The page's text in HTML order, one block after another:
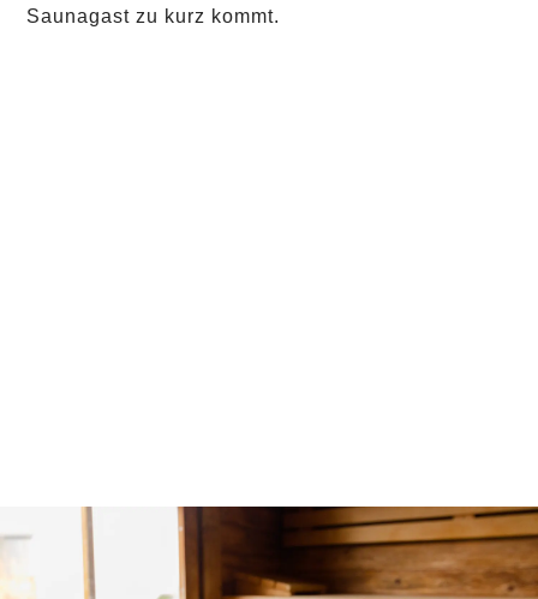
Saunagast zu kurz kommt.